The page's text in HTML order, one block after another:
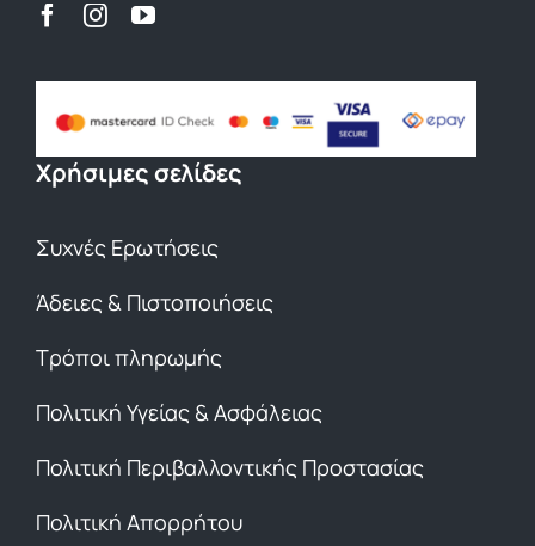
Χρήσιμες σελίδες
Συχνές Ερωτήσεις
Άδειες & Πιστοποιήσεις
Τρόποι πληρωμής
Πολιτική Υγείας & Ασφάλειας
Πολιτική Περιβαλλοντικής Προστασίας
Πολιτική Απορρήτου